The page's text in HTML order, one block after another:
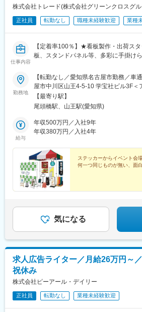
株式会社トレード(株式会社グリーンクロスグ
正社員 転勤なし 職種未経験歓迎 業種
仕事内容
【定着率100％】★看板製作・出荷ス
板、スタンドパネル等、多彩に手掛け
勤務地
【転勤なし／愛知県名古屋市勤務／車
屋市中川区山王4-5-10 学宝社ビル3F＜
『尾頭橋駅』徒歩5分・名鉄名古屋本線
線『金山駅』徒歩15分【受動喫煙対策
【最寄り駅】
尾頭橋駅、山王駅(愛知県)
給与
年収500万円／入社9年
年収380万円／入社4年
ステッカーからイベント会
何一つ同じものが無い、面
気になる
求人広告ライター／月給26万円～
祝休み
株式会社ピーアール・デイリー
正社員 転勤なし 業種未経験歓迎